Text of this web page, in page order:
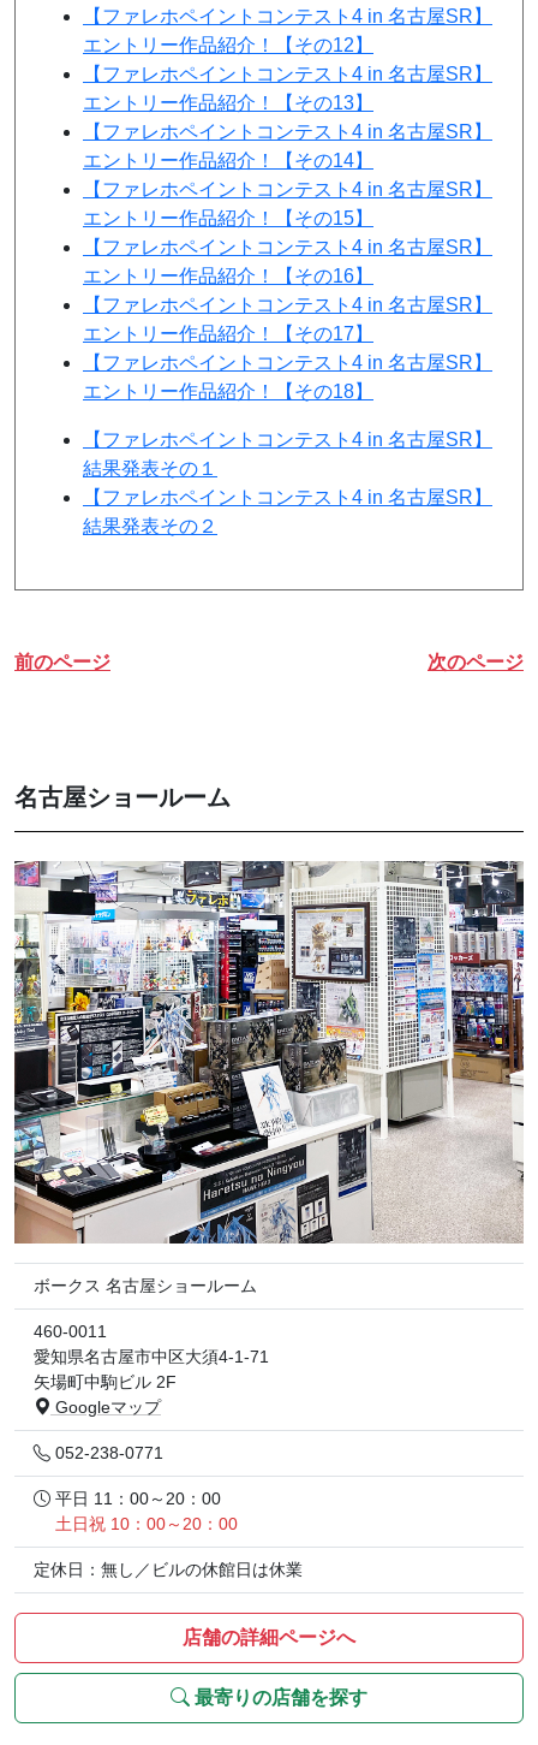
【ファレホペイントコンテスト4 in 名古屋SR】
エントリー作品紹介！【その12】
【ファレホペイントコンテスト4 in 名古屋SR】
エントリー作品紹介！【その13】
【ファレホペイントコンテスト4 in 名古屋SR】
エントリー作品紹介！【その14】
【ファレホペイントコンテスト4 in 名古屋SR】
エントリー作品紹介！【その15】
【ファレホペイントコンテスト4 in 名古屋SR】
エントリー作品紹介！【その16】
【ファレホペイントコンテスト4 in 名古屋SR】
エントリー作品紹介！【その17】
【ファレホペイントコンテスト4 in 名古屋SR】
エントリー作品紹介！【その18】
【ファレホペイントコンテスト4 in 名古屋SR】
結果発表その１
【ファレホペイントコンテスト4 in 名古屋SR】
結果発表その２
前のページ 次のページ
名古屋ショールーム
ボークス 名古屋ショールーム
460-0011
愛知県名古屋市中区大須4-1-71
矢場町中駒ビル 2F
Googleマップ
052-238-0771
平日 11：00～20：00
土日祝 10：00～20：00
定休日：無し／ビルの休館日は休業
店舗の詳細ページへ
最寄りの店舗を探す